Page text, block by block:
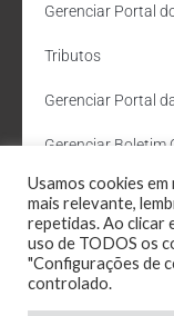
Gerenciar Portal
Tributos
Gerenciar Portal
Gerenciar Boletim
Departamento de
Administração Site
Webmail
Usamos cookies
mais relevante,
repetidas. Ao clicar
uso de TODOS os
"Configurações de
controlado.